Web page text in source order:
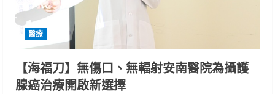
醫療
【海福刀】無傷口、無輻射安南醫院為攝護
腺癌治療開啟新選擇